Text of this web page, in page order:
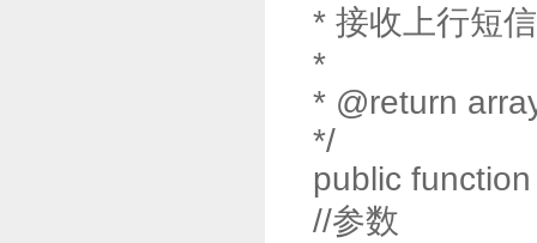
* 接收上行短
*
* @return
*/
public
//参数